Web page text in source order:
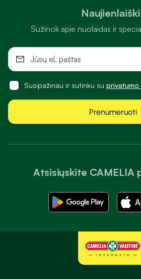
Atsisiųskite CAMELIA
Sužinok apie nuolaidas ir
Susipažinau ir sutinku su privatumo
Prenumeruoti